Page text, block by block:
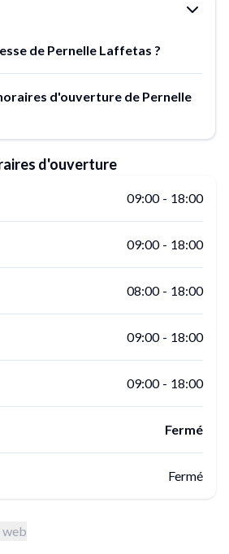
d'ouverture
09:00 - 18:00
09:00 - 18:00
08:00 - 18:00
09:00 - 18:00
09:00 - 18:00
Fermé
Fermé
web
de Pernelle Laffetas ?
d'ouverture de Pernelle